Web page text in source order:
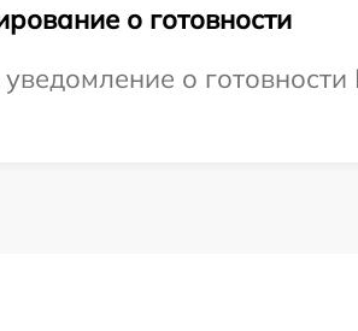
о готовности
о